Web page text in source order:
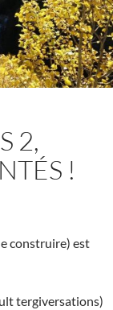
2,
!
construire) est
tergiversations)